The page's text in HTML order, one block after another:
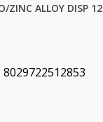
ZINC ALLOY DISP 12
8029722512853